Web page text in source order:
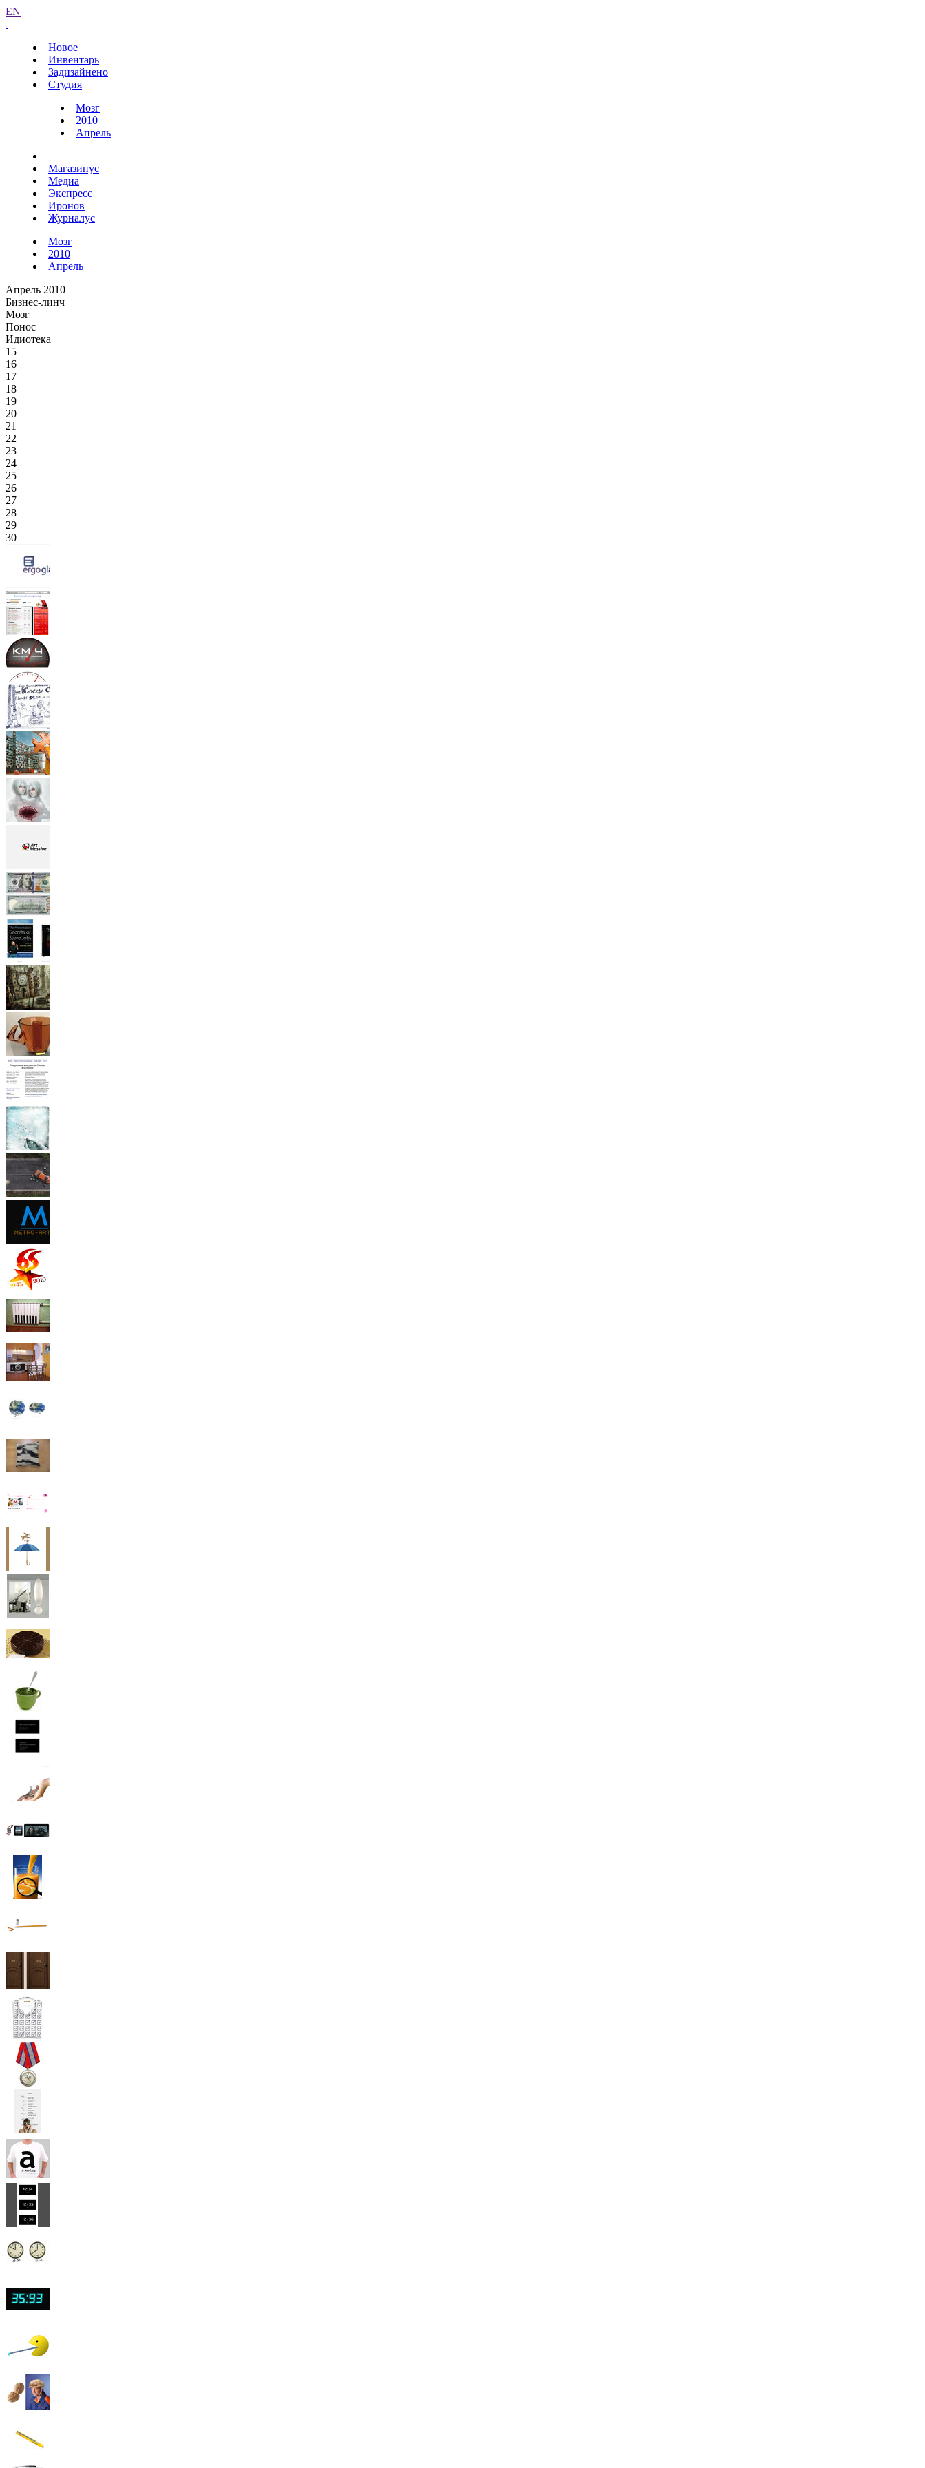
EN
Новое
Инвентарь
Задизайнено
Студия
Мозг
2010
Апрель
Магазинус
Медиа
Экспресс
Иронов
Журналус
Мозг
2010
Апрель
Апрель 2010
Бизнес-линч
Мозг
Понос
Идиотека
15
16
17
18
19
20
21
22
23
24
25
26
27
28
29
30